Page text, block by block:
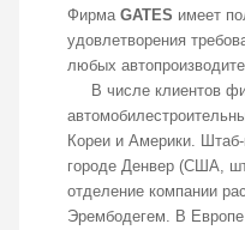
Фирма GATES имеет
удовлетворения
любых
В числе клиентов
Кореи и Америки.
городе Денвер (США,
отделение компании
Эрембодегем. В